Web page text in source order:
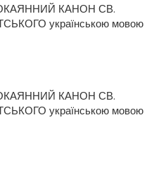
КАНОН СВ.
українською мовою
КАНОН СВ.
українською мовою